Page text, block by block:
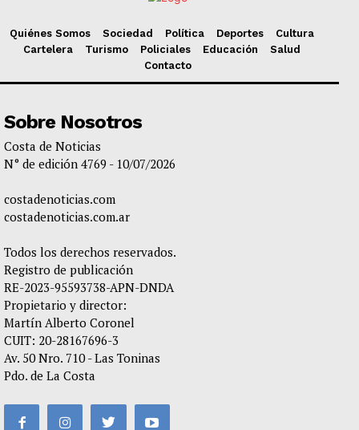
Quiénes Somos Sociedad Política Deportes
Cultura
Cartelera
Turismo Policiales Educación
Salud
Contacto
Sobre Nosotros
Costa de Noticias
N° de edición 4769 - 10/07/2026
costadenoticias.com
costadenoticias.com.ar
Todos los derechos reservados.
Registro de publicación
RE-2023-95593738-APN-DNDA
Propietario y director:
Martín Alberto Coronel
CUIT: 20-28167696-3
Av. 50 Nro. 710 - Las Toninas
Pdo. de La Costa